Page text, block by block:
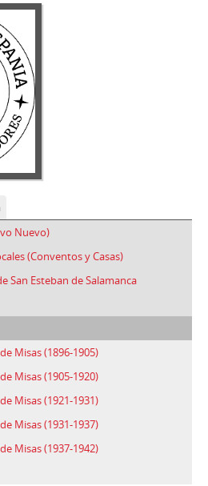
Nuevo)
(Conventos y Casas)
San Esteban de Salamanca
Misas (1896-1905)
Misas (1905-1920)
Misas (1921-1931)
Misas (1931-1937)
Misas (1937-1942)